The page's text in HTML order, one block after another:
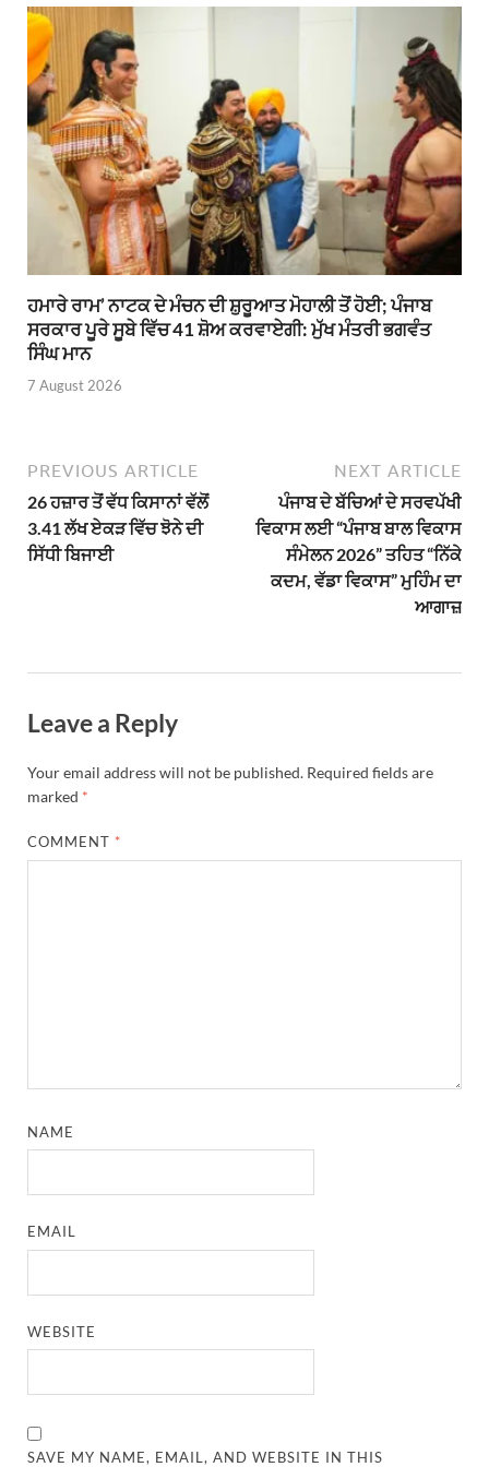
ਹਮਾਰੇ ਰਾਮ’ ਨਾਟਕ ਦੇ ਮੰਚਨ ਦੀ ਸ਼ੁਰੂਆਤ ਮੋਹਾਲੀ ਤੋਂ ਹੋਈ; ਪੰਜਾਬ
ਸਰਕਾਰ ਪੂਰੇ ਸੂਬੇ ਵਿੱਚ 41 ਸ਼ੋਅ ਕਰਵਾਏਗੀ: ਮੁੱਖ ਮੰਤਰੀ ਭਗਵੰਤ
ਸਿੰਘ ਮਾਨ
7 August 2026
PREVIOUS ARTICLE
26 ਹਜ਼ਾਰ ਤੋਂ ਵੱਧ ਕਿਸਾਨਾਂ ਵੱਲੋਂ
3.41 ਲੱਖ ਏਕੜ ਵਿੱਚ ਝੋਨੇ ਦੀ
ਸਿੱਧੀ ਬਿਜਾਈ
NEXT ARTICLE
ਪੰਜਾਬ ਦੇ ਬੱਚਿਆਂ ਦੇ ਸਰਵਪੱਖੀ
ਵਿਕਾਸ ਲਈ “ਪੰਜਾਬ ਬਾਲ ਵਿਕਾਸ
ਸੰਮੇਲਨ 2026” ਤਹਿਤ “ਨਿੱਕੇ
ਕਦਮ, ਵੱਡਾ ਵਿਕਾਸ” ਮੁਹਿੰਮ ਦਾ
ਆਗਾਜ਼
Leave a Reply
Your email address will not be published. Required fields are
marked *
COMMENT *
NAME
EMAIL
WEBSITE
SAVE MY NAME, EMAIL, AND WEBSITE IN THIS